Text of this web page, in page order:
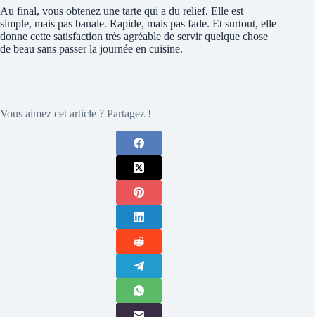
Au final, vous obtenez une tarte qui a du relief. Elle est
simple, mais pas banale. Rapide, mais pas fade. Et surtout, elle
donne cette satisfaction très agréable de servir quelque chose
de beau sans passer la journée en cuisine.
Vous aimez cet article ? Partagez !